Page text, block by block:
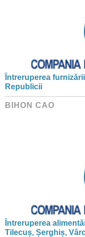
Întreruperea
Republicii
BIHON CAO
Întreruperea
Tilecuș, Șerghiș,